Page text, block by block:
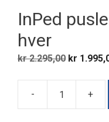
InPed
hver
kr2.295,00
kr
kr
- +